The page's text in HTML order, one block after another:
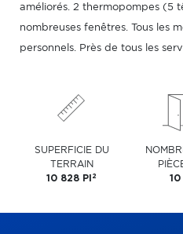
améliorés. 2 thermopompes (5
nombreuses fenêtres. Tous les
personnels. Près de tous les
SUPERFICIE DU
TERRAIN
10 828 PI 2
10